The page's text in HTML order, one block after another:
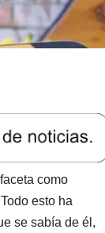
como
esto ha
se sabía de él,